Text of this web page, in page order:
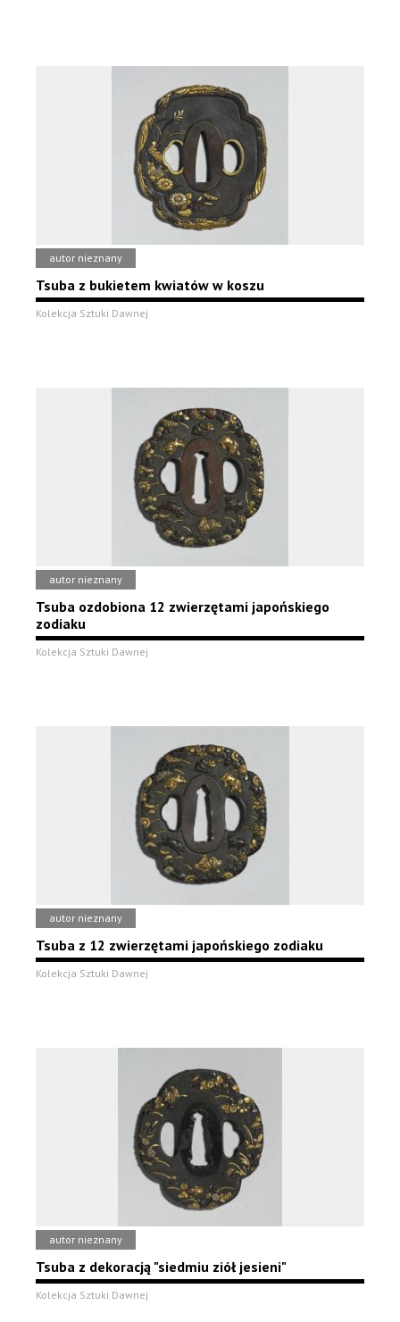
autor nieznany
Tsuba z bukietem kwiatów w koszu
Kolekcja Sztuki Dawnej
autor nieznany
Tsuba ozdobiona 12 zwierzętami japońskiego
zodiaku
Kolekcja Sztuki Dawnej
autor nieznany
Tsuba z 12 zwierzętami japońskiego zodiaku
Kolekcja Sztuki Dawnej
autor nieznany
Tsuba z dekoracją "siedmiu ziół jesieni"
Kolekcja Sztuki Dawnej